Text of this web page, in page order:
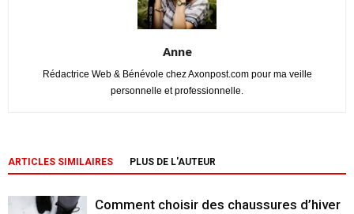
Anne
Rédactrice Web & Bénévole chez Axonpost.com pour ma veille
personnelle et professionnelle.
ARTICLES SIMILAIRES PLUS DE L'AUTEUR
Comment choisir des chaussures d’hiver